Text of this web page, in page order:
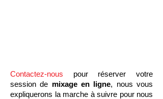
Contactez-nous pour réserver votre
session de mixage en ligne, nous vous
expliquerons la marche à suivre pour nous